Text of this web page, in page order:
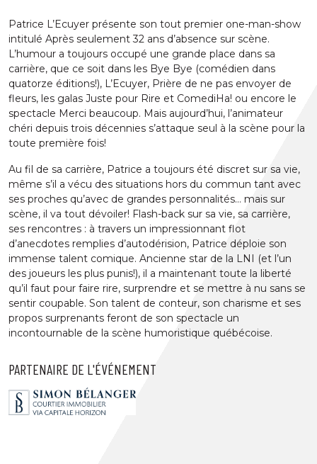
Patrice L’Ecuyer présente son tout premier one-man-show
intitulé Après seulement 32 ans d’absence sur scène.
L’humour a toujours occupé une grande place dans sa
carrière, que ce soit dans les Bye Bye (comédien dans
quatorze éditions!), L’Ecuyer, Prière de ne pas envoyer de
fleurs, les galas Juste pour Rire et ComediHa! ou encore le
spectacle Merci beaucoup. Mais aujourd’hui, l’animateur
chéri depuis trois décennies s’attaque seul à la scène pour la
toute première fois!
Au fil de sa carrière, Patrice a toujours été discret sur sa vie,
même s’il a vécu des situations hors du commun tant avec
ses proches qu’avec de grandes personnalités… mais sur
scène, il va tout dévoiler! Flash-back sur sa vie, sa carrière,
ses rencontres : à travers un impressionnant flot
d’anecdotes remplies d’autodérision, Patrice déploie son
immense talent comique. Ancienne star de la LNI (et l’un
des joueurs les plus punis!), il a maintenant toute la liberté
qu’il faut pour faire rire, surprendre et se mettre à nu sans se
sentir coupable. Son talent de conteur, son charisme et ses
propos surprenants feront de son spectacle un
incontournable de la scène humoristique québécoise.
PARTENAIRE DE L'ÉVÉNEMENT